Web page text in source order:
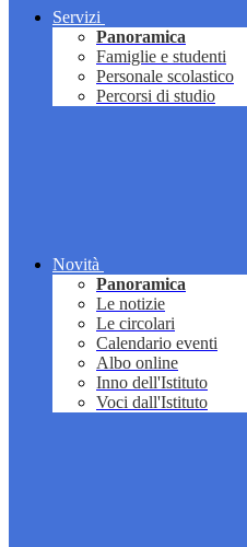
Servizi
Panoramica
Famiglie e studenti
Personale scolastico
Percorsi di studio
Novità
Panoramica
Le notizie
Le circolari
Calendario eventi
Albo online
Inno dell'Istituto
Voci dall'Istituto